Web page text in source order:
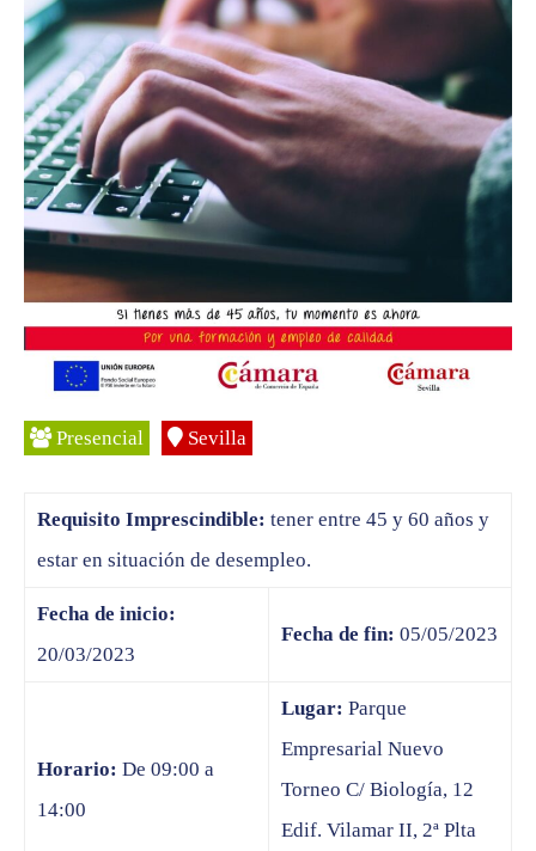
Presencial Sevilla
Requisito Imprescindible: tener entre 45 y 60 años y
estar en situación de desempleo.
Fecha de inicio:
20/03/2023
Fecha de fin: 05/05/2023
Horario: De 09:00 a
14:00
Lugar: Parque
Empresarial Nuevo
Torneo C/ Biología, 12
Edif. Vilamar II, 2ª Plta